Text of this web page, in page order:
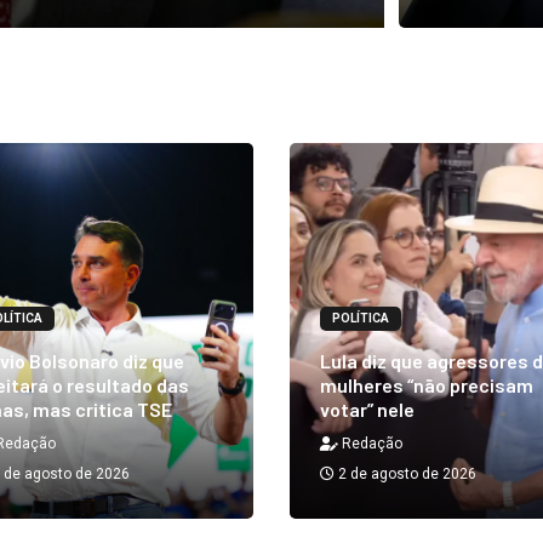
Bolsonaro diz que
o resultado das
mas critica TSE
de agosto de 2026
POLÍTICA
Lula diz que agressores
mulheres “não precisam
votar” nele
Redação
2 de agosto de 2026